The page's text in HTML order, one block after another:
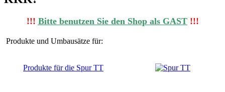
!!! Bitte benutzen Sie den Shop alsGAST!!!
Produkte und Umbausätze für:
Produkte für die Spur TT